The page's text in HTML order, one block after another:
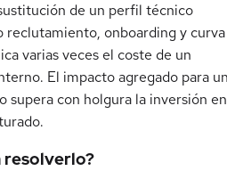
de un perfil técnico
reclutamiento, onboarding y curva
varias veces el coste de un
El impacto agregado para
supera con holgura la inversión en
resolverlo?